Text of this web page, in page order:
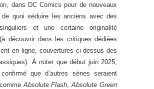
dans DC Comics pour de nouveaux
de quoi séduire les anciens avec des
et une certaine originalité
découvrir dans les critiques dédiées
en ligne, couvertures ci-dessus des
À noter que début juin 2025,
confirmé que d’autres séries seraient
Absolute Flash ,Absolute Green